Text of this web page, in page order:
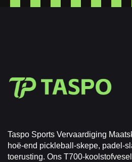
Taspo Sports Vervaardiging
hoë-end pickleball-skepe, padel-
toerusting. Ons T700-